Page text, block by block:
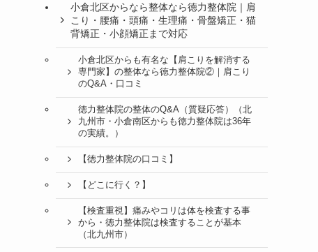
小倉北区からなら整体なら徳力整体院｜肩
こり・腰痛・頭痛・生理痛・骨盤矯正・猫
背矯正・小顔矯正まで対応
小倉北区からも有名な【肩こりを解消する
専門家】の整体なら徳力整体院②｜肩こり
のQ&A・口コミ
徳力整体院の整体のQ&A（質疑応答）（北
九州市・小倉南区からも徳力整体院は36年
の実績。）
【徳力整体院の口コミ】
【どこに行く？】
【検査重視】痛みやコリは体を検査する事
から・徳力整体院は検査することが基本
（北九州市）